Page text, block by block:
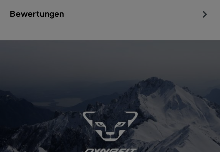
Bewertungen